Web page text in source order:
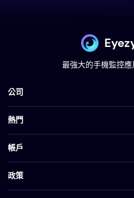
最強大的手機監控
公司
熱門
帳戶
政策